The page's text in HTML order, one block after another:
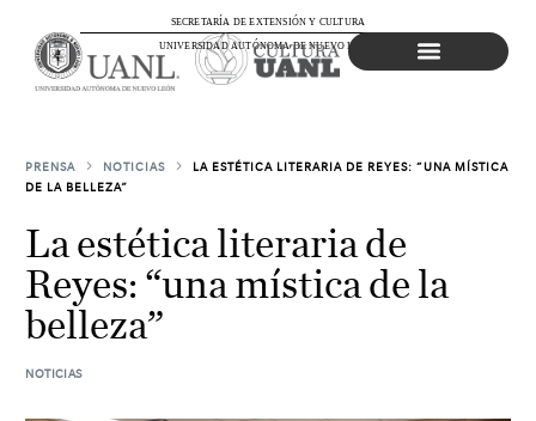
UNIVERSIDAD AUTÓNOMA DE NUEVO LEÓN
SECRETARÍA DE EXTENSIÓN Y CULTURA
PRENSA NOTICIAS
LA ESTÉTICA LITERARIA DE REYES: “UNA MÍSTICA
DE LA BELLEZA”
La estética literaria de
Reyes: “una mística de la
belleza”
NOTICIAS